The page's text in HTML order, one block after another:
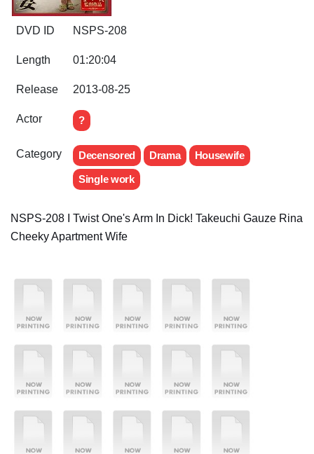
DVD ID NSPS-208
Length 01:20:04
Release 2013-08-25
Actor ?
Category Decensored Drama
Housewife
Single work
NSPS-208 I Twist One's Arm In Dick! Takeuchi Gauze Rina
Cheeky Apartment Wife